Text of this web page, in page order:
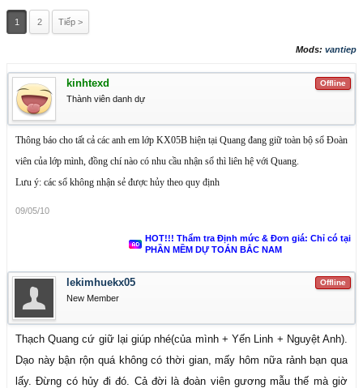
1 2 Tiếp >
Mods: vantiep
Offline
kinhtexd
Thành viên danh dự
Thông báo cho tất cả các anh em lớp KX05B hiện tại Quang đang giữ toàn bộ sổ Đoàn
viên của lớp mình, đồng chí nào có nhu cầu nhận sổ thì liên hệ với Quang.
Lưu ý: các sổ không nhận sẻ được hủy theo quy định
09/05/10
HOT!!! Thẩm tra Định mức & Đơn giá: Chỉ có tại
PHẦN MỀM DỰ TOÁN BẮC NAM
Offline
lekimhuekx05
New Member
Thạch Quang cứ giữ lại giúp nhé(của mình + Yến Linh + Nguyệt Anh).
Dạo này bận rộn quá không có thời gian, mấy hôm nữa rảnh bạn qua
lấy. Đừng có hủy đi đó. Cả đời là đoàn viên gương mẫu thế mà giờ